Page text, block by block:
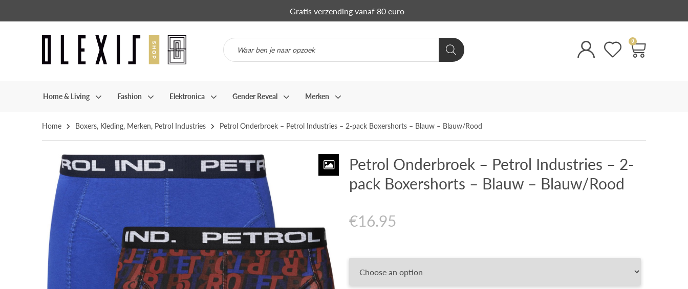
Gratis verzending vanaf 80 euro
0
Home & Living Fashion Elektronica Gender Reveal Merken
Home Boxers, Kleding, Merken, Petrol Industries Petrol Onderbroek – Petrol Industries – 2-pack Boxershorts – Blauw – Blauw/Rood
Petrol Onderbroek – Petrol Industries – 2-
pack Boxershorts – Blauw – Blauw/Rood
€16.95